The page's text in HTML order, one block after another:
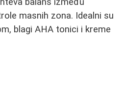
balans između
masnih zona. Idealni su
blagi AHA tonici i kreme